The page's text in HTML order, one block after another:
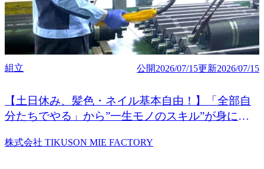
組立 公開2026/07/15更新2026/07/15
【土日休み、髪色・ネイル基本自由！】「全部自
分たちでやる」から”一生モノのスキル”が身につ
株式会社 TIKUSON MIE FACTORY